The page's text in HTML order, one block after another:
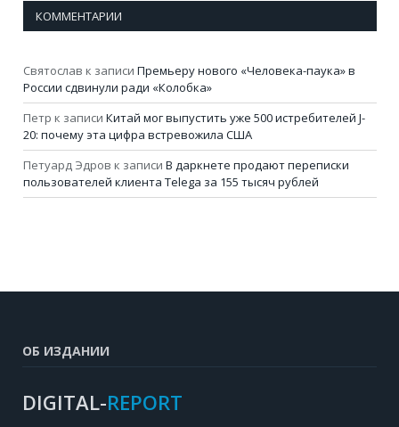
КОММЕНТАРИИ
Святослав к записи Премьеру нового «Человека-паука» в
России сдвинули ради «Колобка»
Петр к записи Китай мог выпустить уже 500 истребителей J-
20: почему эта цифра встревожила США
Петуард Эдров к записи В даркнете продают переписки
пользователей клиента Telega за 155 тысяч рублей
ОБ ИЗДАНИИ
DIGITAL-REPORT